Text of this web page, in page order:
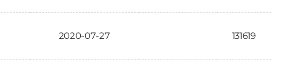
2020-07-27 131619